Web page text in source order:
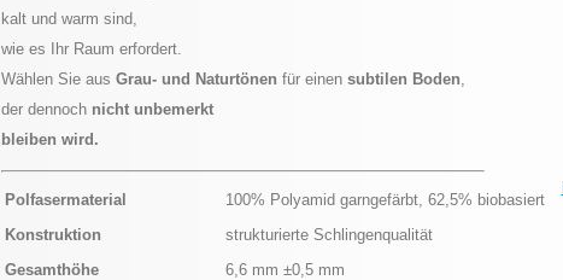
kalt und warm sind,
wie es Ihr Raum erfordert.
Wählen Sie aus Grau- und Naturtönen für einen subtilen Boden,
der dennoch nicht unbemerkt
bleiben wird.
Polfasermaterial
100% Polyamid garngefärbt, 62,5% biobasiert
Konstruktion
strukturierte Schlingenqualität
Gesamthöhe
6,6 mm ±0,5 mm